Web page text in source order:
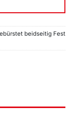
beidseitig Fest